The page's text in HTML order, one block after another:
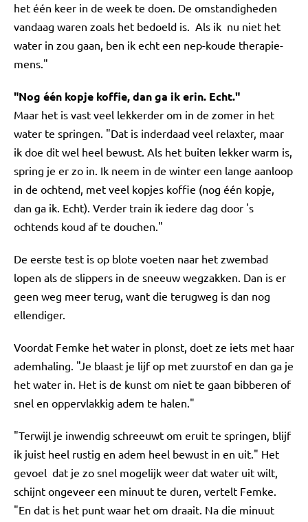
het één keer in de week te doen. De omstandigheden
vandaag waren zoals het bedoeld is. Als ik nu niet het
water in zou gaan, ben ik echt een nep-koude therapie-
mens."
"Nog één kopje koffie, dan ga ik erin. Echt."
Maar het is vast veel lekkerder om in de zomer in het
water te springen. "Dat is inderdaad veel relaxter, maar
ik doe dit wel heel bewust. Als het buiten lekker warm is,
spring je er zo in. Ik neem in de winter een lange aanloop
in de ochtend, met veel kopjes koffie (nog één kopje,
dan ga ik. Echt). Verder train ik iedere dag door 's
ochtends koud af te douchen."
De eerste test is op blote voeten naar het zwembad
lopen als de slippers in de sneeuw wegzakken. Dan is er
geen weg meer terug, want die terugweg is dan nog
ellendiger.
Voordat Femke het water in plonst, doet ze iets met haar
ademhaling. "Je blaast je lijf op met zuurstof en dan ga je
het water in. Het is de kunst om niet te gaan bibberen of
snel en oppervlakkig adem te halen."
"Terwijl je inwendig schreeuwt om eruit te springen, blijf
ik juist heel rustig en adem heel bewust in en uit." Het
gevoel dat je zo snel mogelijk weer dat water uit wilt,
schijnt ongeveer een minuut te duren, vertelt Femke.
"En dat is het punt waar het om draait. Na die minuut